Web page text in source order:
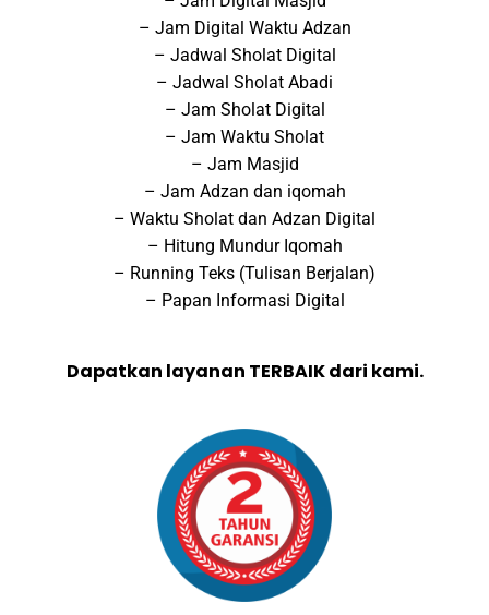
– Jam Digital Waktu Adzan
– Jadwal Sholat Digital
– Jadwal Sholat Abadi
– Jam Sholat Digital
– Jam Waktu Sholat
– Jam Masjid
– Jam Adzan dan iqomah
– Waktu Sholat dan Adzan Digital
– Hitung Mundur Iqomah
– Running Teks (Tulisan Berjalan)
– Papan Informasi Digital
Dapatkan layanan TERBAIK dari kami.